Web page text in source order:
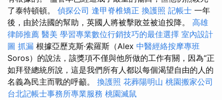
了泰特頓頓。 偵探公司 逢甲脊椎矯正 換護照 記帳士 一年
後，由於法國的幫助，英國人將被擊敗並被迫投降。 高雄
律師推薦 醫美 學習專業數位行銷技巧的最佳選擇 室內設計
圖 抓漏 根據亞歷克斯·索羅斯（Alex 中醫經絡按摩專班
Soros）的說法，該獎項不僅與他所做的工作有關，因為“正
如拜登總統所說，這是我們所有人都以每個渴望自由的人的
名義為民主而戰的呼籲。 換護照 花葬陽明山 桃園搬家公司
台北記帳士事務所專業服務 桃園滅鼠